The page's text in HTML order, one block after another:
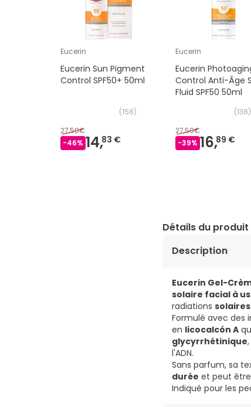
Eucerin
Eucerin Sun Pigment
Control SPF50+ 50ml
(158)
27,50€
-46% 14,83 €
Eucerin
Eucerin
Control Anti-Âge
Fluid SPF50 50ml
(138)
27,50€
-39% 16,89 €
Détails du produit
Description
Eucerin Gel-
solaire facial à
radiations solaires
Formulé avec des
en licocalcón A
glycyrrhétinique
l'ADN.
Sans parfum, sa
durée et peut
Indiqué pour les